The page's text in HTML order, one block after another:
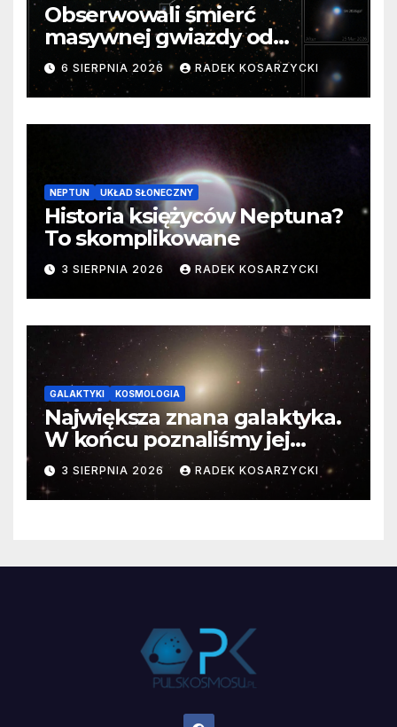
Obserwowali śmierć
masywnej gwiazdy od
samego początku. Niezwykle
cenne dane
6 SIERPNIA 2026 RADEK KOSARZYCKI
NEPTUN UKŁAD SŁONECZNY
Historia księżyców Neptuna?
To skomplikowane
3 SIERPNIA 2026 RADEK KOSARZYCKI
GALAKTYKI KOSMOLOGIA
Największa znana galaktyka.
W końcu poznaliśmy jej
faktyczne wymiary
3 SIERPNIA 2026 RADEK KOSARZYCKI